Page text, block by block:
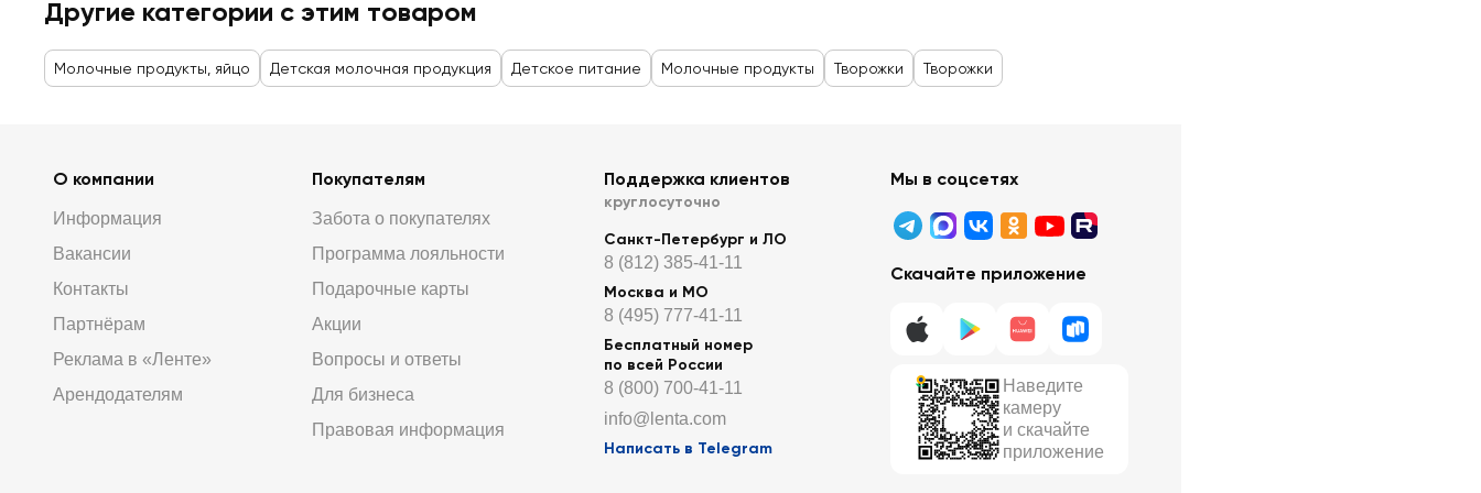
Другие категории с этим товаром
Молочные продукты, яйцо Детская молочная продукция Детское питание Молочные продукты Творожки Творожки
О компании
Информация
Вакансии
Контакты
Партнёрам
Реклама в «Ленте»
Арендодателям
Покупателям
Забота о покупателях
Программа лояльности
Подарочные карты
Акции
Вопросы и ответы
Для бизнеса
Правовая информация
Поддержка клиентов
круглосуточно
Санкт-Петербург и ЛО
8 (812) 385-41-11
Москва и МО
8 (495) 777-41-11
Бесплатный номер
по всей России
8 (800) 700-41-11
info@lenta.com
Написать в Telegram
Мы в соцсетях
Скачайте приложение
Наведите
камеру
и скачайте
приложение